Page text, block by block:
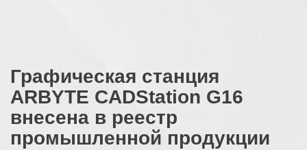
Графическая станция
ARBYTE CADStation G16
внесена в реестр
промышленной продукции